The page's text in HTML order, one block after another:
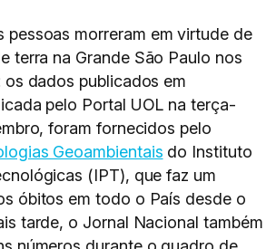
pessoas morreram em virtude de
terra na Grande São Paulo nos
os dados publicados em
pelo Portal UOL na terça-
foram fornecidos pelo
Geoambientais do Instituto
(IPT), que faz um
óbitos em todo o País desde o
tarde, o Jornal Nacional também